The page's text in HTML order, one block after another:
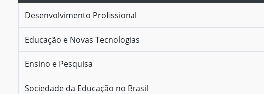
Desenvolvimento Profissional
Educação e Novas Tecnologias
Ensino e Pesquisa
Sociedade da Educação no Brasil